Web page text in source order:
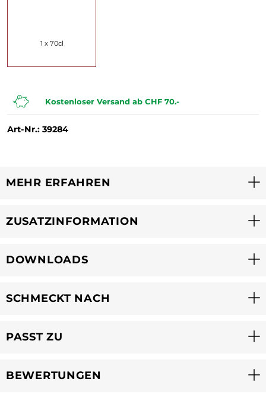
1 x 70cl
Kostenloser Versand ab CHF 70.-
Art-Nr.: 39284
MEHR ERFAHREN
ZUSATZINFORMATION
DOWNLOADS
SCHMECKT NACH
PASST ZU
BEWERTUNGEN